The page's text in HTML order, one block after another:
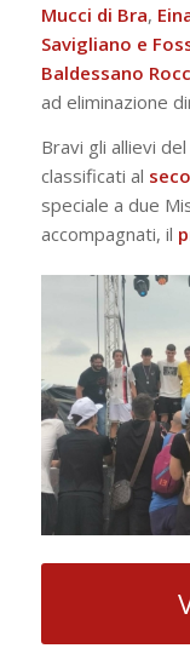
Mucci di Bra,
Savigliano e
Baldessano
ad eliminazione
Bravi gli allievi
classificati al
speciale a due
accompagnati, il